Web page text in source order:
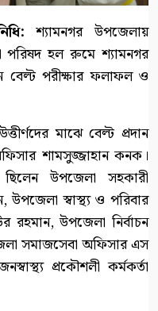
শ্যামনগর উপজেলায়
হল রুমে শ্যামনগর
বেল্ট পরীক্ষার ফলাফল ও
মাঝে বেল্ট প্রদান
শামসুজ্জাহান কনক।
উপজেলা সহকারী
স্বাস্থ্য ও পরিবার
রহমান, উপজেলা নির্বাচন
সমাজসেবা অফিসার এস
প্রকৌশলী কর্মকর্তা